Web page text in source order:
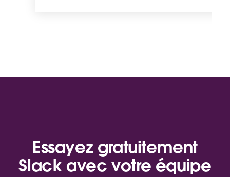
Essayez gratuitement
Slack avec votre équipe